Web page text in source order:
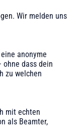
Wir melden uns
anonyme
ohne dass dein
zu welchen
mit echten
als Beamter,